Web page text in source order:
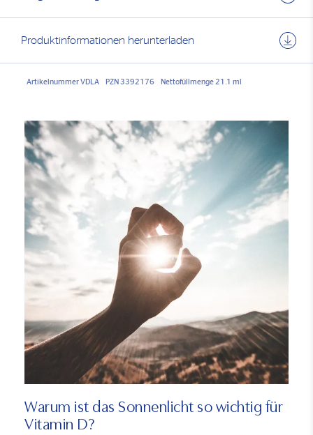
Produktinformationen herunterladen
Artikelnummer VDLA PZN 3392176 Nettofüllmenge 21.1 ml
Warum ist das Sonnenlicht so wichtig für
Vitamin D?